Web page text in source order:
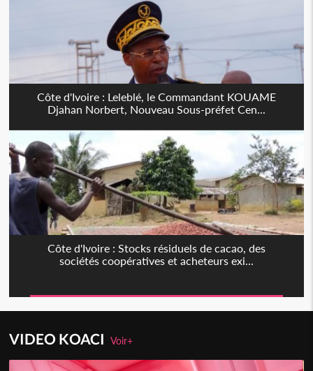
Côte d'Ivoire : Leleblé, le Commandant KOUAME
Djahan Norbert, Nouveau Sous-préfet Cen...
Côte d'Ivoire : Stocks résiduels de cacao, des
sociétés coopératives et acheteurs exi...
VIDEO KOACIVoir+